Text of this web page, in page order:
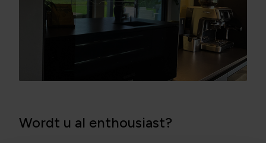
Wordt u al enthousiast?